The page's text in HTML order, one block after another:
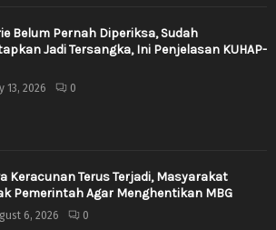
Belum Pernah Diperiksa, Sudah
Jadi Tersangka, Ini Penjelasan KUHAP-
13, 2026 0
Keracunan Terus Terjadi, Masyarakat
Pemerintah Agar Menghentikan MBG
6, 2026 0